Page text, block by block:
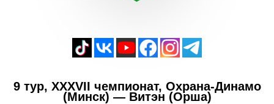
9 тур, XXXVII чемпионат, Охрана-Динамо
(Минск) — Витэн (Орша)